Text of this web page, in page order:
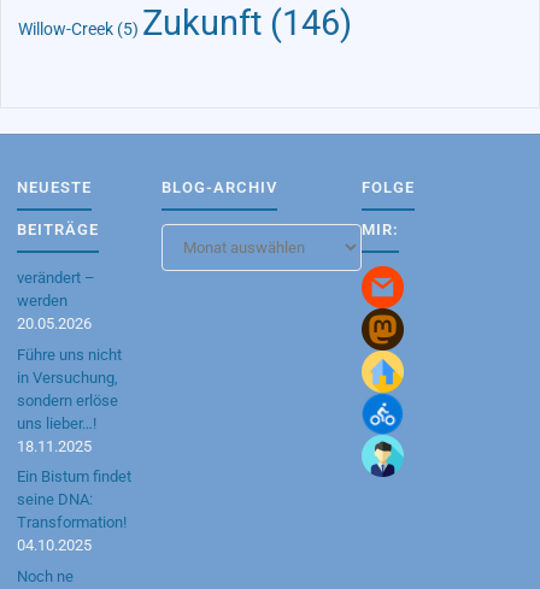
Willow-Creek (5) Zukunft (146)
NEUESTE
BEITRÄGE
verändert –
werden
20.05.2026
Führe uns nicht
in Versuchung,
sondern erlöse
uns lieber…!
18.11.2025
Ein Bistum findet
seine DNA:
Transformation!
04.10.2025
Noch ne
BLOG-ARCHIV
Archiv
FOLGE
MIR: